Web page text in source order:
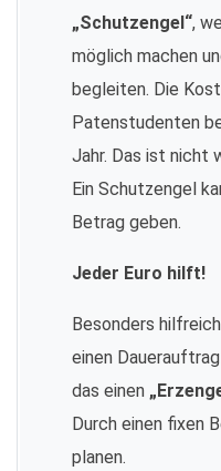
„Schutzengel“,
möglich machen
begleiten. Die
Patenstudenten
Jahr. Das ist nicht
Ein Schutzengel
Betrag geben.
Jeder Euro hilft!
Besonders
einen
das einen
Durch einen fixen
planen.